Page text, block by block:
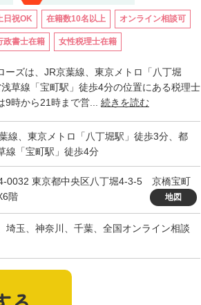
日祝OK 在籍数10名以上 オンライン相談可
政書士在籍 女性税理士在籍
ーズは、JR京葉線、東京メトロ「八丁堀
草線「宝町駅」徒歩4分の位置にある税理士
9時から21時まで営... 続きを読む
線、東京メトロ「八丁堀駅」徒歩3分、都
線「宝町駅」徒歩4分
0032 東京都中央区八丁堀4-3-5 京橋宝町
階
地図
埼玉、神奈川、千葉、全国オンライン相談